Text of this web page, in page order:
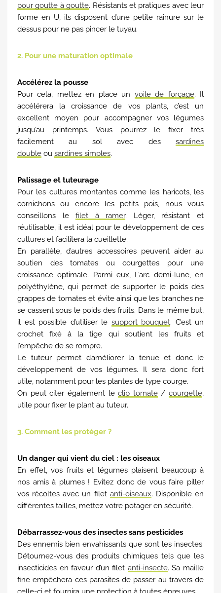
pour goutte à goutte. Résistants et pratiques avec leur
forme en U, ils disposent d’une petite rainure sur le
dessus pour ne pas pincer le tuyau.
2. Pour une maturation optimale
Accélérez la pousse
Pour cela, mettez en place un voile de forçage. Il
accélérera la croissance de vos plants, c’est un
excellent moyen pour accompagner vos légumes
jusqu’au printemps. Vous pourrez le fixer très
facilement au sol avec des sardines
double ou sardines simples.
Palissage et tuteurage
Pour les cultures montantes comme les haricots, les
cornichons ou encore les petits pois, nous vous
conseillons lefilet à ramer. Léger, résistant et
réutilisable, il est idéal pour le développement de ces
cultures et facilitera la cueillette.
En parallèle, d’autres accessoires peuvent aider au
soutien des tomates ou courgettes pour une
croissance optimale. Parmi eux, L’arc demi-lune, en
polyéthylène, qui permet de supporter le poids des
grappes de tomates et évite ainsi que les branches ne
se cassent sous le poids des fruits. Dans le même but,
il est possible d’utiliser le support bouquet. C’est un
crochet fixé à la tige qui soutient les fruits et
l’empêche de se rompre.
Le tuteur permet d’améliorer la tenue et donc le
développement de vos légumes. Il sera donc fort
utile, notamment pour les plantes de type courge.
On peut citer également leclip tomate/ courgette,
utile pour fixer le plant au tuteur.
3. Comment les protéger ?
Un danger qui vient du ciel : les oiseaux
En effet, vos fruits et légumes plaisent beaucoup à
nos amis à plumes ! Evitez donc de vous faire piller
vos récoltes avec un filet anti-oiseaux. Disponible en
différentes tailles, mettez votre potager en sécurité.
Débarrassez-vous des insectes sans pesticides
Des ennemis bien envahissants que sont les insectes.
Détournez-vous des produits chimiques tels que les
insecticides en faveur d’un filet anti-insecte. Sa maille
fine empêchera ces parasites de passer au travers de